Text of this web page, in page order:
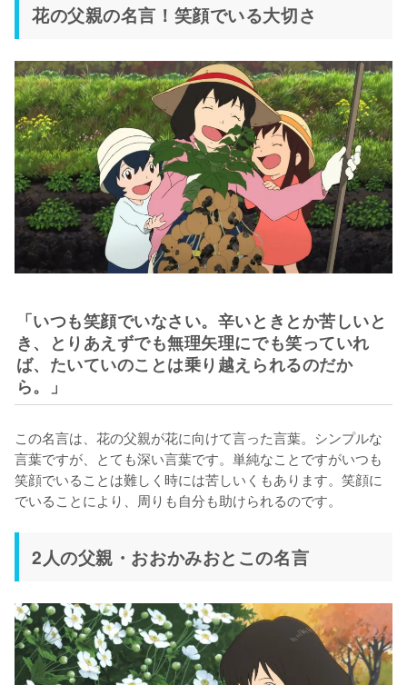
花の父親の名言！笑顔でいる大切さ
「いつも笑顔でいなさい。辛いときとか苦しいと
き、とりあえずでも無理矢理にでも笑っていれ
ば、たいていのことは乗り越えられるのだか
ら。」
この名言は、花の父親が花に向けて言った言葉。シンプルな
言葉ですが、とても深い言葉です。単純なことですがいつも
笑顔でいることは難しく時には苦しいくもあります。笑顔に
でいることにより、周りも自分も助けられるのです。
2人の父親・おおかみおとこの名言